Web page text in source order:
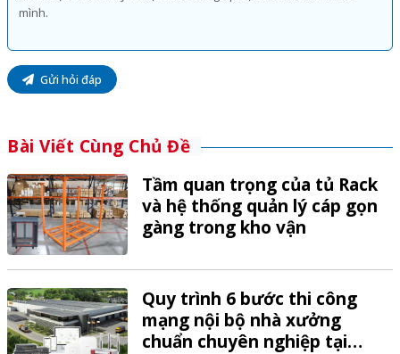
Gửi hỏi đáp
Bài Viết Cùng Chủ Đề
Tầm quan trọng của tủ Rack
và hệ thống quản lý cáp gọn
gàng trong kho vận
Quy trình 6 bước thi công
mạng nội bộ nhà xưởng
chuẩn chuyên nghiệp tại